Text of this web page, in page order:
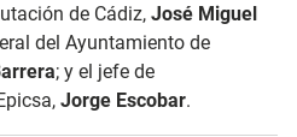
de Cádiz, José Miguel
del Ayuntamiento de
; y el jefe de
Jorge Escobar.